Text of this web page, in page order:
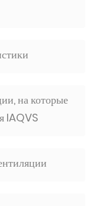
на которые
IAQVS